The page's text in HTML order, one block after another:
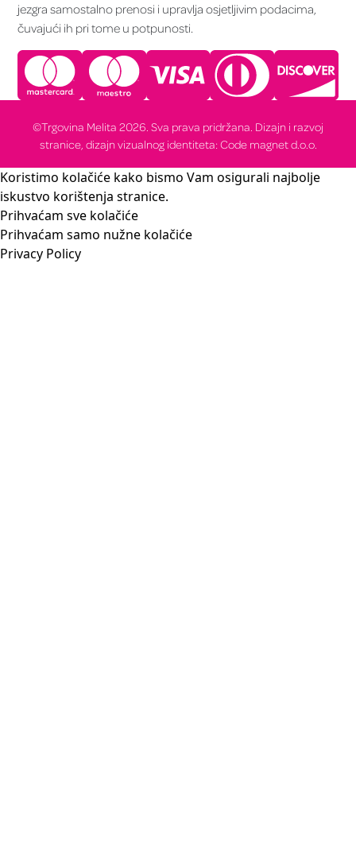
jezgra samostalno prenosi i upravlja osjetljivim podacima,
čuvajući ih pri tome u potpunosti.
©Trgovina Melita 2026. Sva prava pridržana. Dizajn i razvoj
stranice, dizajn vizualnog identiteta: Code magnet d.o.o.
Koristimo kolačiće kako bismo Vam osigurali najbolje
iskustvo korištenja stranice.
Prihvaćam sve kolačiće
Prihvaćam samo nužne kolačiće
Privacy Policy